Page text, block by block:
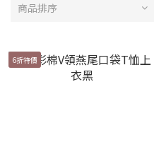
商品排序
6折特價